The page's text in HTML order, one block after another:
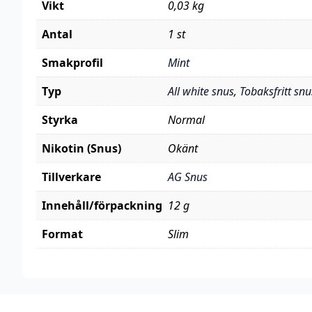
Vikt
0,03 kg
Antal
1 st
Smakprofil
Mint
Typ
All white snus, Tobaksfritt
Styrka
Normal
Nikotin (Snus)
Okänt
Tillverkare
AG Snus
Innehåll/förpackning 12 g
Format
Slim